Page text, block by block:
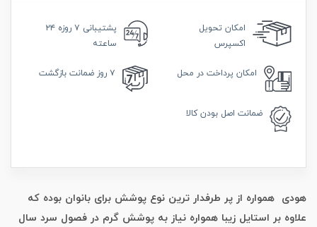
امکان تحویل
اکسپرس
پشتیبانی
۷ روزه ۲۴
ساعته
امکان پرداخت در محل ۷ روز ضمانت بازگشت
ضمانت اصل بودن کالا
هودی همواره از پر طرفدار ترین نوع پوشش برای بانوان بوده که
علاوه بر استایل زیبا همواره نیاز به پوشش گرم در فصول سرد سال